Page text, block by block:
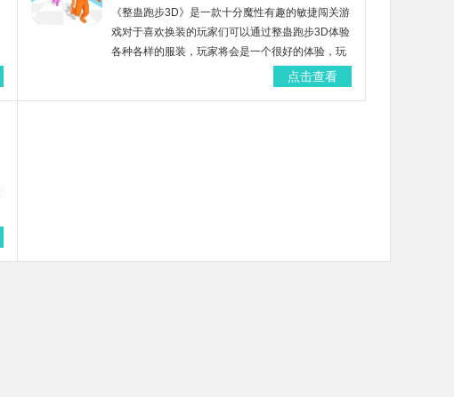
《整蛊跑步3D》是一款十分魔性有趣的敏捷闯关游
戏对于喜欢换装的玩家们可以通过整蛊跑步3D体验
各种各样的服装，玩家将会是一个很好的体验，玩
法非常简单，更有更多安卓版、汉化版、最新版安
点击查看